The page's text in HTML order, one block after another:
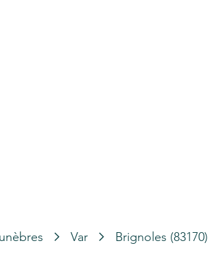
Var Brignoles (83170)